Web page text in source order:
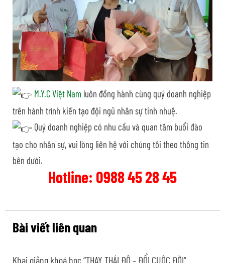
M.Y.C Việt Nam luôn đồng hành cùng quý doanh nghiệp
trên hành trình kiến tạo đội ngũ nhân sự tinh nhuệ.
Quý doanh nghiệp có nhu cầu và quan tâm buổi đào
tạo cho nhân sự, vui lòng liên hệ với chúng tôi theo thông tin
bên dưới.
Hotline: 0988 45 28 45
Bài viết liên quan
Khai giảng khoá học “THAY THÁI ĐỘ – ĐỔI CUỘC ĐỜI”